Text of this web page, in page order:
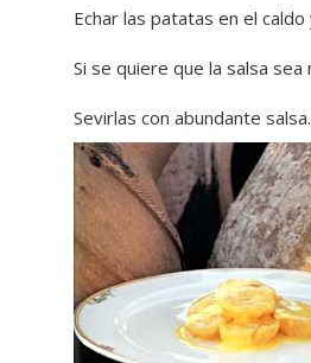
Echar las patatas en el
Si se quiere que la salsa
Sevirlas con abundante salsa.